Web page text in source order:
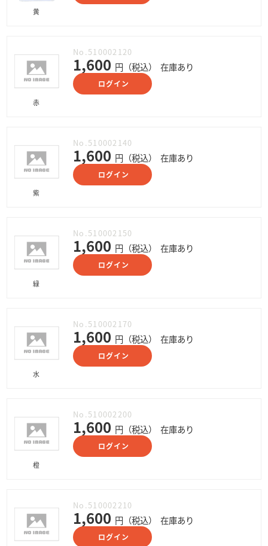
黄
赤
No.510002120
1,600 円（税込） 在庫あり
ログイン
紫
No.510002140
1,600 円（税込） 在庫あり
ログイン
緑
No.510002150
1,600 円（税込） 在庫あり
ログイン
水
No.510002170
1,600 円（税込） 在庫あり
ログイン
橙
No.510002200
1,600 円（税込） 在庫あり
ログイン
No.510002210
1,600 円（税込） 在庫あり
ログイン